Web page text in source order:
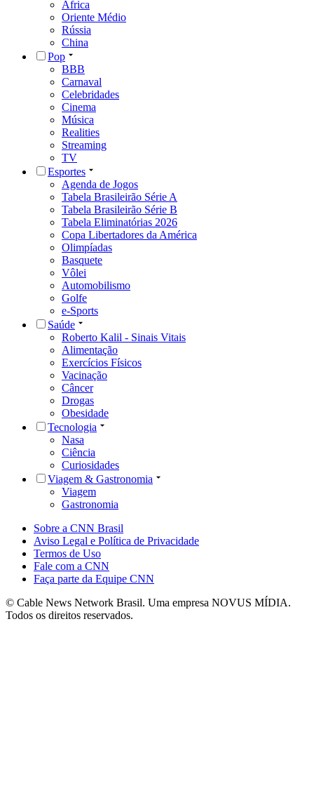
África
Oriente Médio
Rússia
China
Pop
BBB
Carnaval
Celebridades
Cinema
Música
Realities
Streaming
TV
Esportes
Agenda de Jogos
Tabela Brasileirão Série A
Tabela Brasileirão Série B
Tabela Eliminatórias 2026
Copa Libertadores da América
Olimpíadas
Basquete
Vôlei
Automobilismo
Golfe
e-Sports
Saúde
Roberto Kalil - Sinais Vitais
Alimentação
Exercícios Físicos
Vacinação
Câncer
Drogas
Obesidade
Tecnologia
Nasa
Ciência
Curiosidades
Viagem & Gastronomia
Viagem
Gastronomia
Sobre a CNN Brasil
Aviso Legal e Política de Privacidade
Termos de Uso
Fale com a CNN
Faça parte da Equipe CNN
© Cable News Network Brasil. Uma empresa NOVUS MÍDIA.
Todos os direitos reservados.